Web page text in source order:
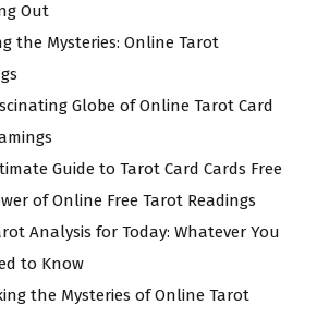
Out
the Mysteries: Online Tarot
Globe of Online Tarot Card
Guide to Tarot Card Cards Free
of Online Free Tarot Readings
Analysis for Today: Whatever You
to Know
the Mysteries of Online Tarot